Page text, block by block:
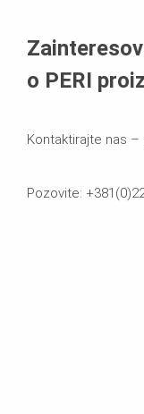
o PERI
Kontaktirajte nas
Pozovite: